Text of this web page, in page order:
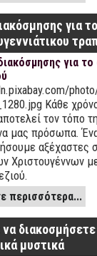
για
Κάθε
τον τόπο
μας πρόσωπα.
αξέχαστες
Χριστουγέννων
περισσότερα...
μυστικά